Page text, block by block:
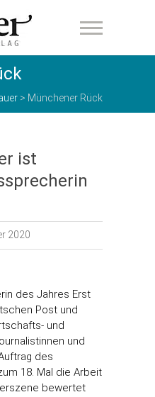
> Münchener Rück
ist
2020
des Jahres Erst
Post und
und
und
des
18. Mal die Arbeit
bewertet